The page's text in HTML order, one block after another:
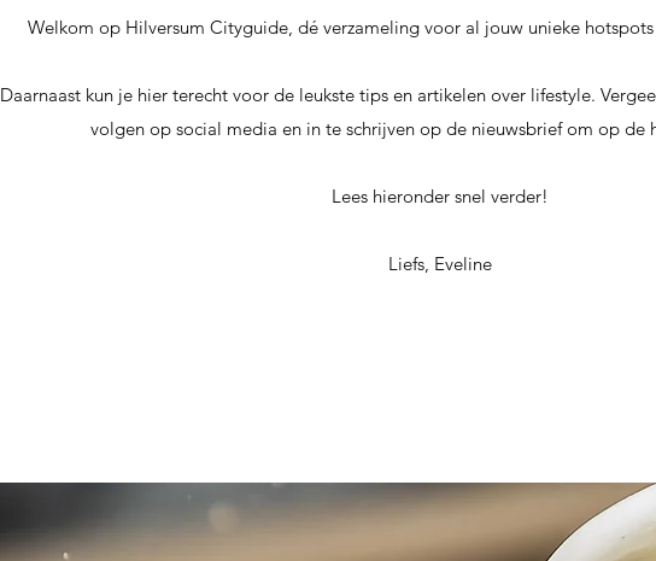
Welkom op Hilversum Cityguide, dé verzameling voor al jouw unieke
Daarnaast kun je hier terecht voor de leukste tips en artikelen over lifestyle.
volgen op social media en in te schrijven op de nieuwsbrief om op de
Lees hieronder snel verder!
Liefs, Eveline